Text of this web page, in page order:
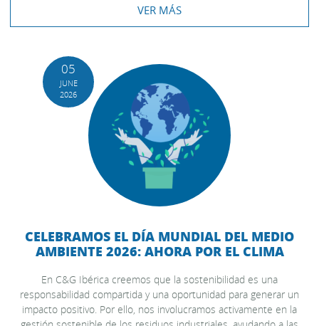
VER MÁS
05
JUNE
2026
CELEBRAMOS EL DÍA MUNDIAL DEL MEDIO
AMBIENTE 2026: AHORA POR EL CLIMA
En C&G Ibérica creemos que la sostenibilidad es una
responsabilidad compartida y una oportunidad para generar un
impacto positivo. Por ello, nos involucramos activamente en la